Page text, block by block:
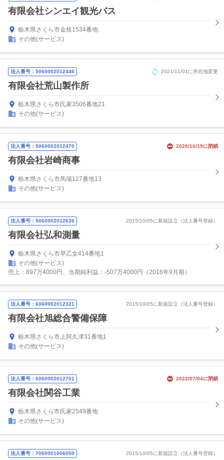
有限会社シンエイ観光バス
栃木県さくら市金枝1534番地
その他(サービス)
法人番号：5060002012446 2021/11/01に所在地変更
有限会社荒山製作所
栃木県さくら市氏家3506番地21
その他(サービス)
法人番号：5060002012470 2020/10/19に閉鎖
有限会社岩崎商事
栃木県さくら市馬場127番地13
その他(サービス)
法人番号：5060002012636 2015/10/05に新規設立（法人番号登録）
有限会社弘和測量
栃木県さくら市早乙女414番地1
その他(サービス)
売上：897万4000円、当期純利益：-507万4000円（2016年9月期）
法人番号：6060002012321 2015/10/05に新規設立（法人番号登録）
有限会社旭総合警備保障
栃木県さくら市上阿久津31番地1
その他(サービス)
法人番号：6060002012701 2022/07/04に閉鎖
有限会社関谷工業
栃木県さくら市氏家2549番地
その他(サービス)
法人番号：7060001006050 2015/10/05に新規設立（法人番号登録）